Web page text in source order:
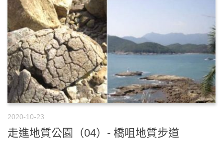
2020-10-23
走進地質公園（04）- 橋咀地質步道